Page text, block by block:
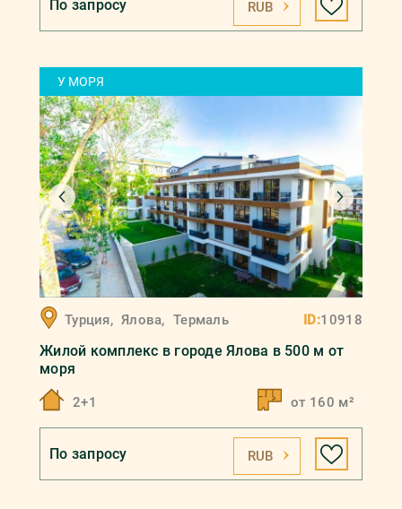
По запросу RUB
У МОРЯ
Турция, Ялова, Термаль ID:10918
Жилой комплекс в городе Ялова в 500 м от
моря
2+1 от 160 м²
По запросу RUB